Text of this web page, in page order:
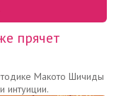
прячет
Макото Шичиды
интуиции.